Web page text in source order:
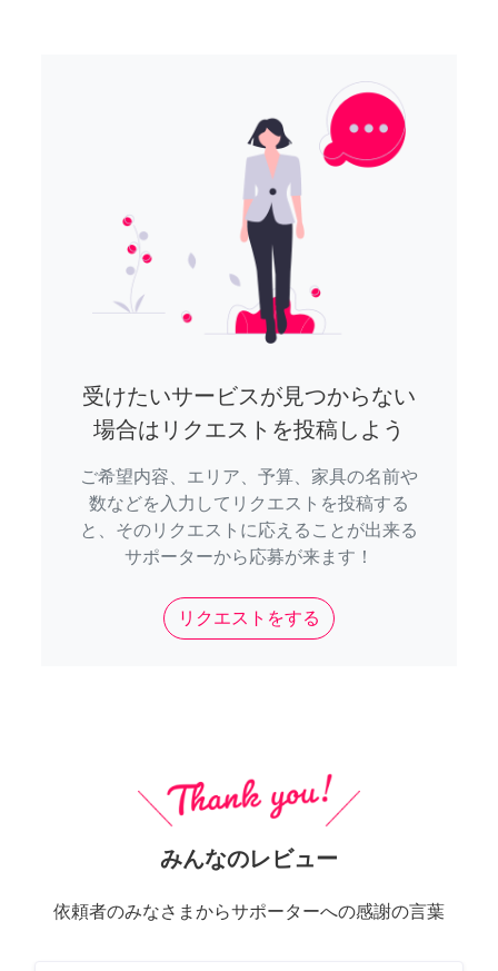
受けたいサービスが見つからない
場合はリクエストを投稿しよう
ご希望内容、エリア、予算、家具の名前や
数などを入力してリクエストを投稿する
と、そのリクエストに応えることが出来る
サポーターから応募が来ます！
リクエストをする
みんなのレビュー
依頼者のみなさまからサポーターへの感謝の言葉